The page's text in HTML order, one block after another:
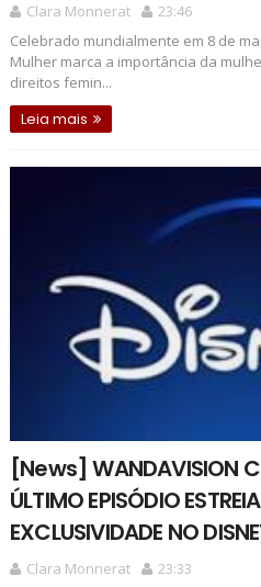
Clara Monnerat
23:46
Celebrado mundialmente em 8 de
Mulher marca a importância da
direitos femin...
Leia mais
[News] WANDAVISION
ÚLTIMO EPISÓDIO
EXCLUSIVIDADE NO
Clara Monnerat
23:33